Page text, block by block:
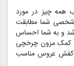
همه چیز در مورد
شخصی شما مطابقت
و به شما احساس
با کمک مزون چرخچی
کفش عروس مناسب